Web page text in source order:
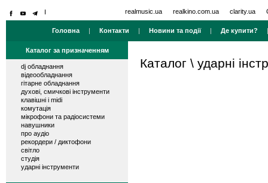
realmusic.ua realkino.com.ua clarity.ua
Головна | Контакти | Новини та події| Де купити?
Каталог за призначенням
dj обладнання
відеообладнання
гітарне обладнання
духові, смичкові інструменти
клавішні і midi
комутація
мікрофони та радіосистеми
навушники
про аудіо
рекордери / диктофони
світло
студія
ударні інструменти
Каталог \ ударні